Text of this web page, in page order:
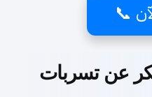
📞
عن تسربات